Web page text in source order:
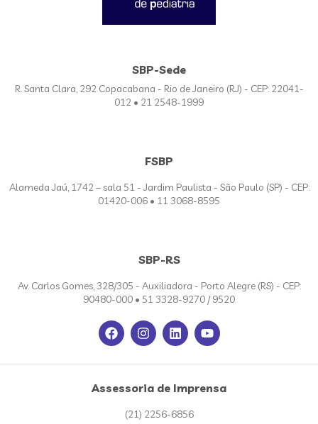
SBP-Sede
R. Santa Clara, 292 Copacabana - Rio de Janeiro (RJ) - CEP: 22041-
012 • 21 2548-1999
FSBP
Alameda Jaú, 1742 – sala 51 - Jardim Paulista - São Paulo (SP) - CEP:
01420-006 • 11 3068-8595
SBP-RS
Av. Carlos Gomes, 328/305 - Auxiliadora - Porto Alegre (RS) - CEP:
90480-000 • 51 3328-9270 / 9520
Assessoria de Imprensa
(21) 2256-6856